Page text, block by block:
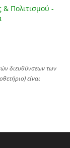
& Πολιτισμού -
διευθύνσεων των
είναι